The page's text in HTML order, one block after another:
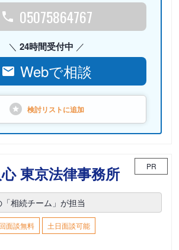
05075864767
24時間受付中
Webで相談
検討リストに追加
東京法律事務所 PR
相続チーム」が担当
面談無料
土日面談可能